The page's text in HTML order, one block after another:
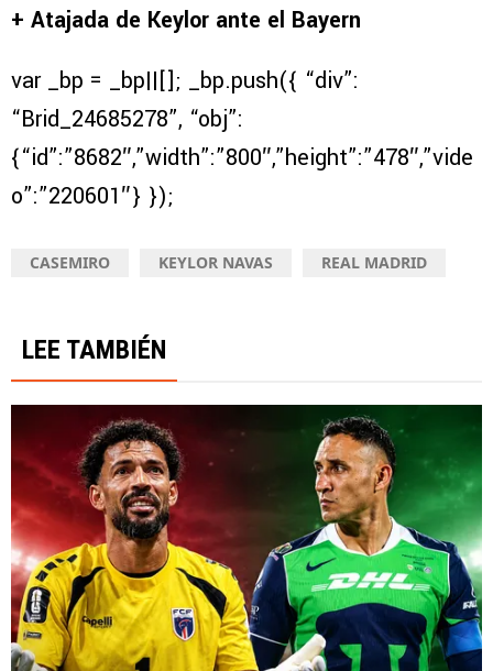
+ Atajada de Keylor ante el Bayern
var _bp = _bp||[]; _bp.push({ “div”:
“Brid_24685278”, “obj”:
{“id”:”8682″,”width”:”800″,”height”:”478″,”vide
o”:”220601″} });
CASEMIRO KEYLOR NAVAS REAL MADRID
LEE TAMBIÉN